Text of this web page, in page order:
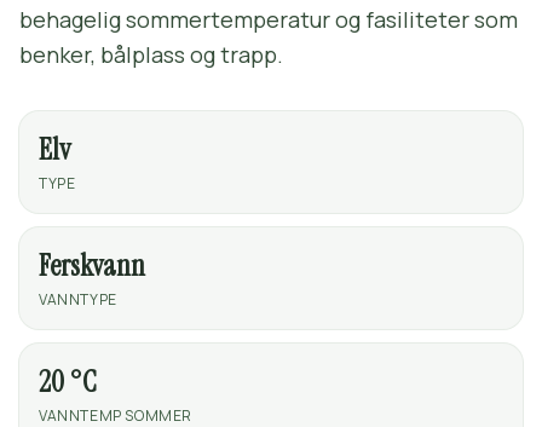
behagelig sommertemperatur og fasiliteter som
benker, bålplass og trapp.
Elv
TYPE
Ferskvann
VANNTYPE
20 °C
VANNTEMP SOMMER